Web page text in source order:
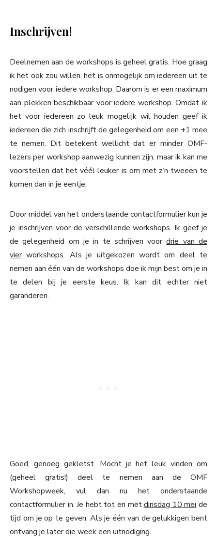
Inschrijven!
Deelnemen aan de workshops is geheel gratis. Hoe graag
ik het ook zou willen, het is onmogelijk om iedereen uit te
nodigen voor iedere workshop. Daarom is er een maximum
aan plekken beschikbaar voor iedere workshop. Omdat ik
het voor iedereen zo leuk mogelijk wil houden geef ik
iedereen die zich inschrijft de gelegenheid om een +1 mee
te nemen. Dit betekent wellicht dat er minder OMF-
lezers per workshop aanwezig kunnen zijn, maar ik kan me
voorstellen dat het véél leuker is om met z’n tweeën te
komen dan in je eentje.
Door middel van het onderstaande contactformulier kun je
je inschrijven voor de verschillende workshops. Ik geef je
de gelegenheid om je in te schrijven voordrie van de
vierworkshops. Als je uitgekozen wordt om deel te
nemen aan één van de workshops doe ik mijn best om je in
te delen bij je eerste keus. Ik kan dit echter niet
garanderen.
Goed, genoeg gekletst. Mocht je het leuk vinden om
(geheel gratis!) deel te nemen aan de OMF
Workshopweek, vul dan nu het onderstaande
contactformulier in. Je hebt tot en metdinsdag 10 meide
tijd om je op te geven. Als je één van de gelukkigen bent
ontvang je later die week een uitnodiging.